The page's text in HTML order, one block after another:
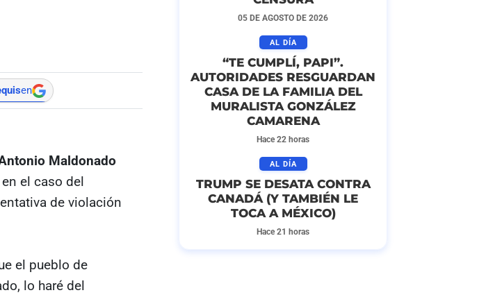
en
Maldonado
el caso del
de violación
el pueblo de
lo haré del
05 DE AGOSTO DE 2026
AL DÍA
“TE CUMPLÍ, PAPI”.
AUTORIDADES RESGUARDAN
CASA DE LA FAMILIA DEL
MURALISTA GONZÁLEZ
CAMARENA
Hace 22 horas
AL DÍA
TRUMP SE DESATA CONTRA
CANADÁ (Y TAMBIÉN LE
TOCA A MÉXICO)
Hace 21 horas